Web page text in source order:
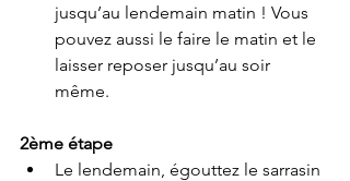
jusqu’au lendemain matin ! Vous
pouvez aussi le faire le matin et le
laisser reposer jusqu’au soir
même.
2ème étape
Le lendemain, égouttez le sarrasin